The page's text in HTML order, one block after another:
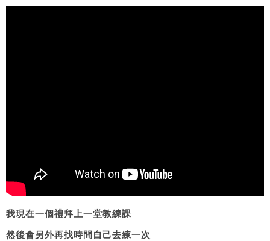
我現在一個禮拜上一堂教練課
然後會另外再找時間自己去練一次